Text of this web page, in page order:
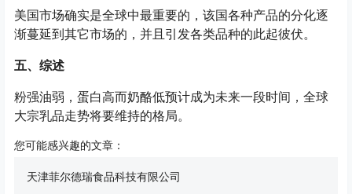
美国市场确实是全球中最重要的，该国各种产品的分化逐
渐蔓延到其它市场的，并且引发各类品种的此起彼伏。
五、综述
粉强油弱，蛋白高而奶酪低预计成为未来一段时间，全球
大宗乳品走势将要维持的格局。
您可能感兴趣的文章：
天津菲尔德瑞食品科技有限公司